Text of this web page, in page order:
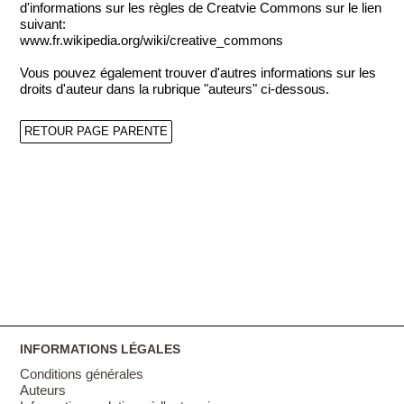
d'informations sur les règles de Creatvie Commons sur le lien
suivant:
www.fr.wikipedia.org/wiki/creative_commons
Vous pouvez également trouver d'autres informations sur les
droits d'auteur dans la rubrique "auteurs" ci-dessous.
RETOUR PAGE PARENTE
INFORMATIONS LÉGALES
Conditions générales
Auteurs